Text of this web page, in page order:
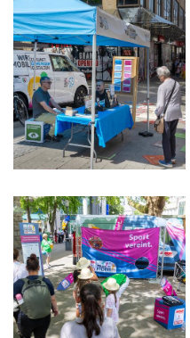
Zurück zum DJK Sportverband